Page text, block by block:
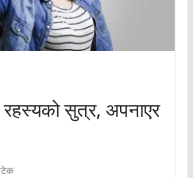
सुत्र, अपनाएर